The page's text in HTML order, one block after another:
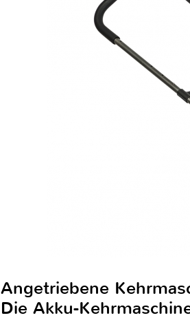
Angetriebene
Die Akku-